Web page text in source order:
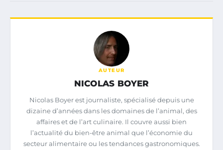
AUTEUR
NICOLAS BOYER
Nicolas Boyer est journaliste, spécialisé depuis une
dizaine d’années dans les domaines de l’animal, des
affaires et de l’art culinaire. Il couvre aussi bien
l’actualité du bien-être animal que l’économie du
secteur alimentaire ou les tendances gastronomiques.